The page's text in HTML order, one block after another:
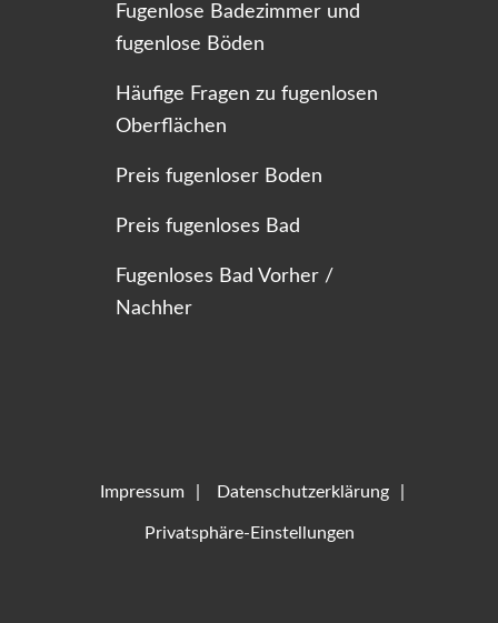
Fugenlose Badezimmer und
fugenlose Böden
Häufige Fragen zu fugenlosen
Oberflächen
Preis fugenloser Boden
Preis fugenloses Bad
Fugenloses Bad Vorher /
Nachher
Impressum Datenschutzerklärung
Privatsphäre-Einstellungen